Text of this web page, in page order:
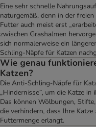
Eine sehr schnelle
naturgemäß, denn in der
Futter auch meist erst
zwischen Grashalmen
sich normalerweise ein
Schling-Näpfe für Katzen
Wie genau
Katzen?
Die Anti-Schling-Näpfe für
„Hindernisse”, um die Katze
Das können Wölbungen,
die verhindern, dass Ihre
Futtermenge erlangt.